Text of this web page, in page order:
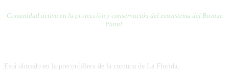
Comunidad activa en la protección y conservación del ecosistema del Bosque
Panul.
Está ubicado en la precordillera de la comuna de La Florida,